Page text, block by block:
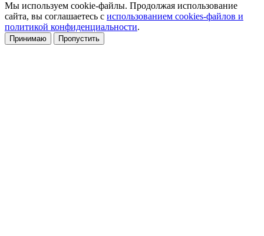
Мы используем cookie-файлы. Продолжая использование
сайта, вы соглашаетесь с использованием cookies-файлов и
политикой конфиденциальности.
Принимаю Пропустить